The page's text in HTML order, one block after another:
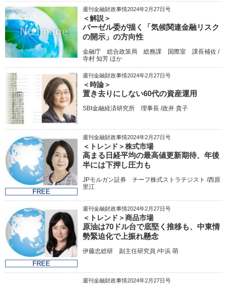
週刊金融財政事情2024年2月27日号
＜解説＞
バーゼル委が描く「気候関連金融リスク
の開示」の方向性
金融庁 総合政策局 総務課 国際室 課長補佐 /
寺村 知芳 ほか
週刊金融財政事情2024年2月27日号
＜時論＞
置き去りにしない60代の資産運用
SBI金融経済研究所 理事長 /政井 貴子
FREE
週刊金融財政事情2024年2月27日号
＜トレンド＞株式市場
高まる日経平均の最高値更新期待、年後
半には下押し圧力も
JPモルガン証券 チーフ株式ストラテジスト /西原
里江
FREE
週刊金融財政事情2024年2月27日号
＜トレンド＞商品市場
原油は70ドル台で底堅く推移も、中東情
勢緊迫化で上振れ懸念
伊藤忠総研 副主任研究員 /中浜 萌
週刊金融財政事情2024年2月27日号